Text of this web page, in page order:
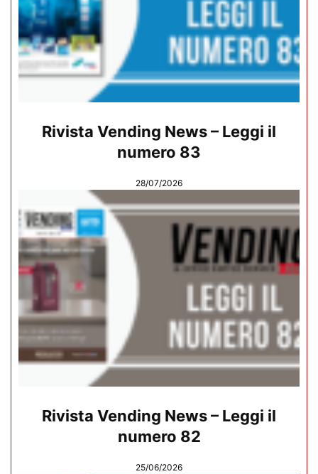
Rivista Vending News – Leggi il
numero 83
28/07/2026
Rivista Vending News – Leggi il
numero 82
25/06/2026